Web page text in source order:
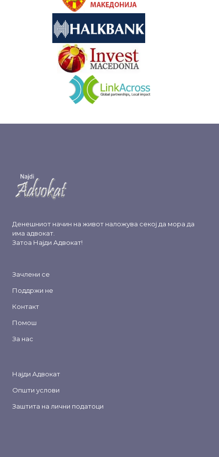
Денешниот начин на живот наложува секој да мора да
има адвокат.
Затоа Најди Адвокат!
Зачлени се
Поддржи не
Контакт
Помош
За нас
Најди Адвокат
Општи услови
Заштита на лични податоци